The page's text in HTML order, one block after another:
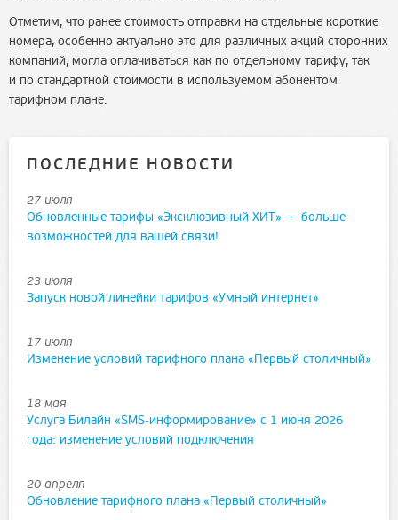
Отметим, что ранее стоимость отправки на отдельные короткие
номера, особенно актуально это для различных акций сторонних
компаний, могла оплачиваться как по отдельному тарифу, так
и по стандартной стоимости в используемом абонентом
тарифном плане.
ПОСЛЕДНИЕ НОВОСТИ
27 июля
Обновленные тарифы «Эксклюзивный ХИТ» — больше
возможностей для вашей связи!
23 июля
Запуск новой линейки тарифов «Умный интернет»
17 июля
Изменение условий тарифного плана «Первый столичный»
18 мая
Услуга Билайн «SMS-информирование» с 1 июня 2026
года: изменение условий подключения
20 апреля
Обновление тарифного плана «Первый столичный»